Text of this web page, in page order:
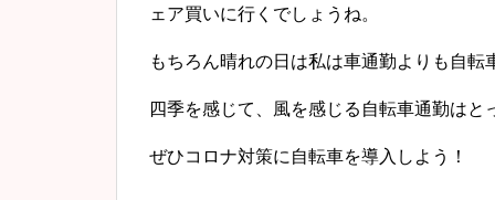
ェア買いに行くでしょうね。
もちろん晴れの日は私は車通勤よりも自転
四季を感じて、風を感じる自転車通勤はと
ぜひコロナ対策に自転車を導入しよう！